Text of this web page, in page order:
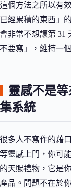
這個方法之所以有
已經累積的東西」
會非常不想讓第 31
不要寫」，維持一
靈感不是
集系統
很多人不寫作的藉
等靈感上門，你可
的天賜禮物，它是
產品。問題不在於